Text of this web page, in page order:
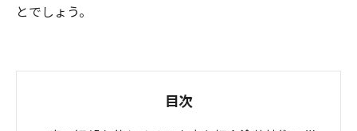
とでしょう。
目次